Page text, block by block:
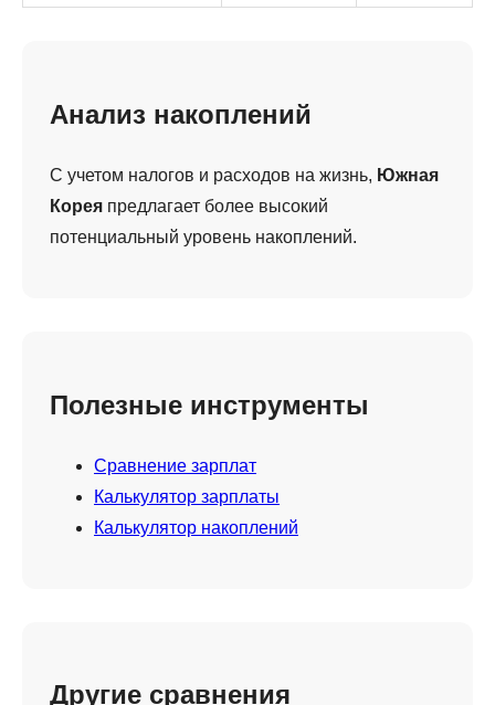
Анализ накоплений
С учетом налогов и расходов на жизнь, Южная
Корея предлагает более высокий
потенциальный уровень накоплений.
Полезные инструменты
Сравнение зарплат
Калькулятор зарплаты
Калькулятор накоплений
Другие сравнения